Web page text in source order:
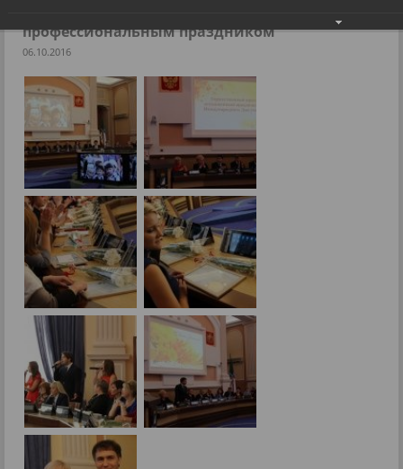
профессиональным праздником
06.10.2016